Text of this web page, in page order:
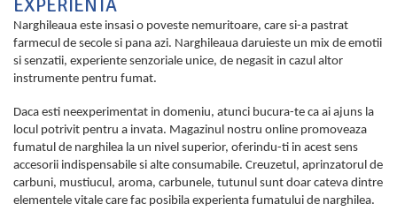
EXPERIENTA
Narghileaua este insasi o poveste nemuritoare, care si-a pastrat
farmecul de secole si pana azi. Narghileaua daruieste un mix de emotii
si senzatii, experiente senzoriale unice, de negasit in cazul altor
instrumente pentru fumat.
Daca esti neexperimentat in domeniu, atunci bucura-te ca ai ajuns la
locul potrivit pentru a invata. Magazinul nostru online promoveaza
fumatul de narghilea la un nivel superior, oferindu-ti in acest sens
accesorii indispensabile si alte consumabile. Creuzetul, aprinzatorul de
carbuni, mustiucul, aroma, carbunele, tutunul sunt doar cateva dintre
elementele vitale care fac posibila experienta fumatului de narghilea.